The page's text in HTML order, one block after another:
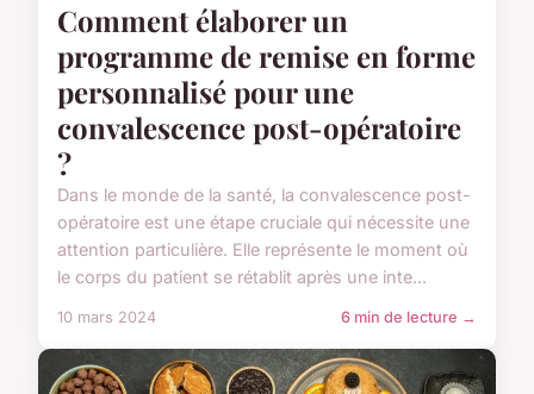
Comment élaborer un
programme de remise en forme
personnalisé pour une
convalescence post-opératoire
?
Dans le monde de la santé, la convalescence post-
opératoire est une étape cruciale qui nécessite une
attention particulière. Elle représente le moment où
le corps du patient se rétablit après une inte...
10 mars 2024 6 min de lecture →